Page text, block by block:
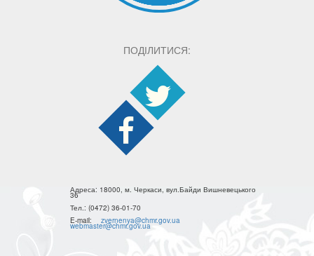
ПОДІЛИТИСЯ:
Адреса: 18000, м. Черкаси, вул.Байди Вишневецького
36
Тел.: (0472) 36-01-70
E-mail:
zvernenya@chmr.gov.ua
webmaster@chmr.gov.ua